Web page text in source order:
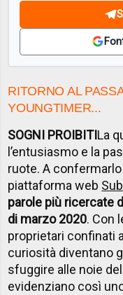
RITORNO AL
YOUNGTIMER...
SOGNI PROIBITILa
l’entusiasmo e la
ruote. A
piattaforma web
parole più ricercate
di marzo 2020. Con
proprietari confinati
curiosità diventano
sfuggire alle noie
evidenziano così